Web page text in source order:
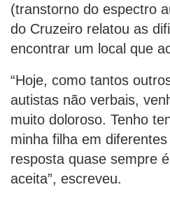
(transtorno do espectro
do Cruzeiro relatou as
encontrar um local que
“Hoje, como tantos
autistas não verbais,
muito doloroso. Tenho
minha filha em
resposta quase sempre
aceita”, escreveu.